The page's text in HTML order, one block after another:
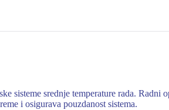
srednje temperature rada. Radni
i osigurava pouzdanost sistema.